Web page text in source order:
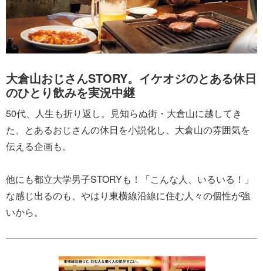
大倉山おじさんSTORY。イケオジのとある休日
のひとり飲みを実況中継
50代、人生も折り返し。見知らぬ街・大倉山に越してき
た、とあるおじさんの休日を小説化し、大倉山の雰囲気を
伝える企画も。
他にも都立大学男子STORYも！「こんな人、いるいる！」
な感じ出るのも、やはり東横線沿線に住む人々の個性が強
いから。